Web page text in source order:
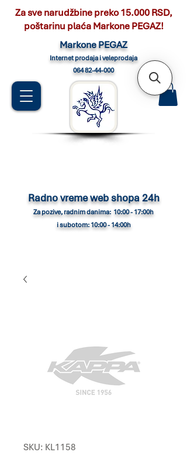
Markone PEGAZ
Internet prodaja i veleprodaja
064 82-44-000
Radno vreme web shopa 24h
Za pozive, radnim danima: 10:00 - 17:00h
i subotom: 10:00 - 14:00h
Za sve narudžbine preko 15.000 RSD,
poštarinu plaća Markone PEGAZ!
SKU: KL1158